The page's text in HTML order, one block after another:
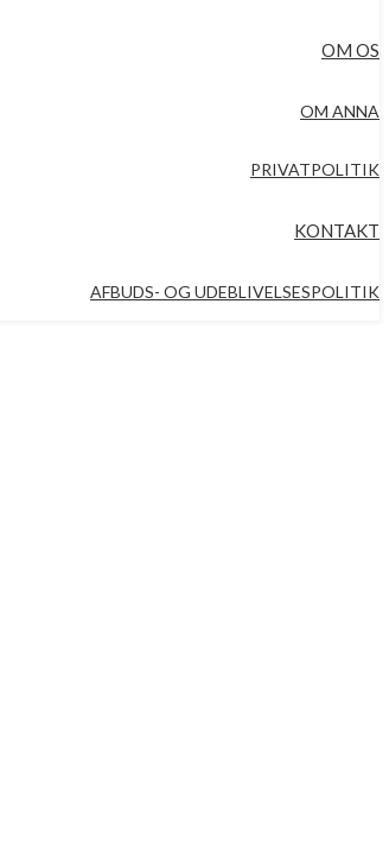
OM OS
OM ANNA
PRIVATPOLITIK
KONTAKT
AFBUDS- OG UDEBLIVELSESPOLITIK